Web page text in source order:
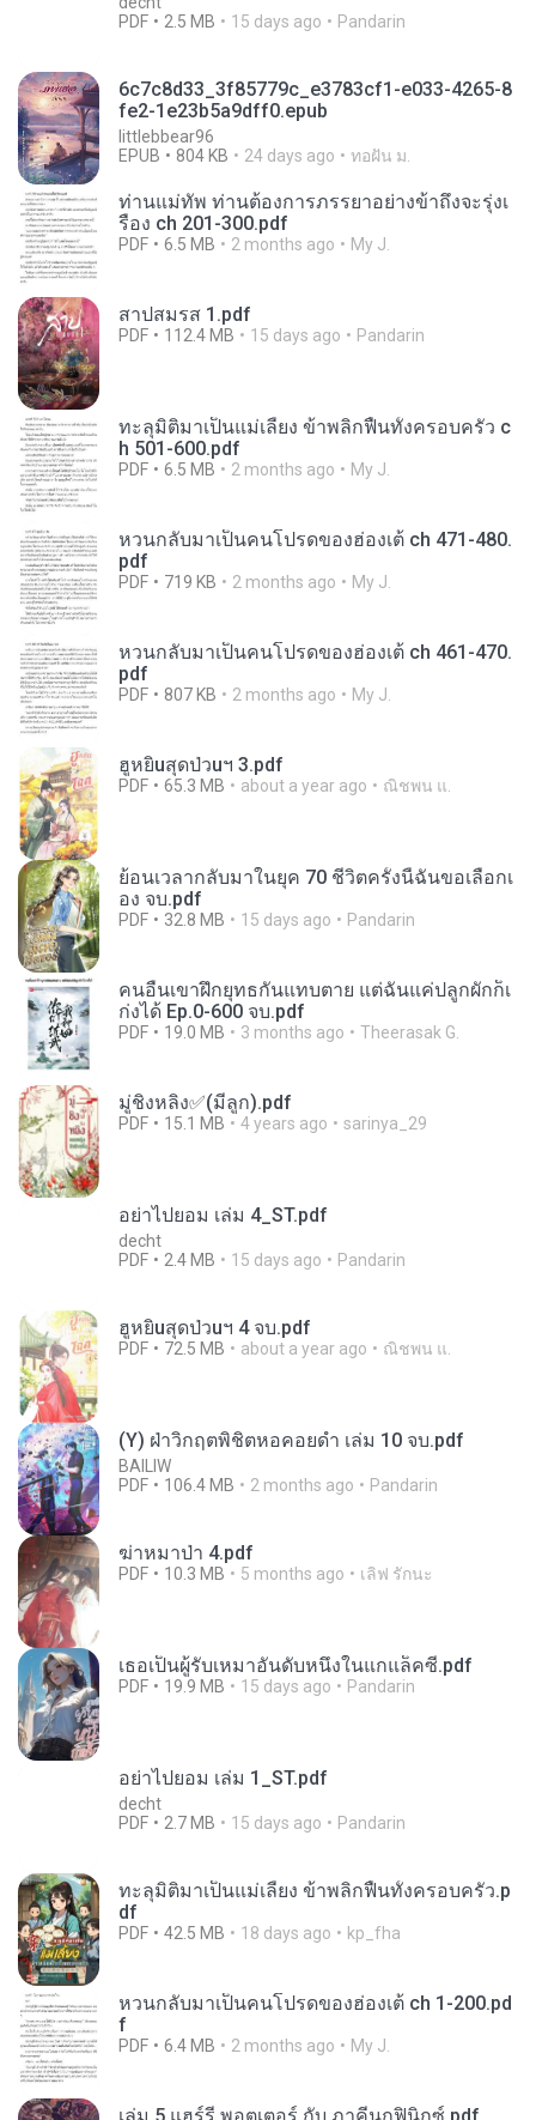
PDF
2.5 MB 15 days ago Pandarin
6c7c8d33_3f85779c_e3783cf1-e033-4265-8
fe2-1e23b5a9dff0.epub
littlebbear96
EPUB
804 KB 24 days ago ทอฝัน ม.
ท่านแม่ทัพ ท่านต้องการภรรยาอย่างข้าถึงจะรุ่งเ
รือง ch 201-300.pdf
PDF 6.5 MB 2 months ago My J.
สาปสมรส 1.pdf
PDF 112.4 MB 15 days ago Pandarin
ทะลุมิติมาเป็นแม่เลี้ยง ข้าพลิกฟื้นทั้งครอบครัว c
h 501-600.pdf
PDF 6.5 MB 2 months ago My J.
หวนกลับมาเป็นคนโปรดของฮ่องเต้ ch 471-480.
pdf
PDF 719 KB 2 months ago My J.
หวนกลับมาเป็นคนโปรดของฮ่องเต้ ch 461-470.
pdf
PDF 807 KB 2 months ago My J.
ฮูหยิuสุดป่วuฯ 3.pdf
PDF 65.3 MB about a year ago ณิชพน แ.
ย้อนเวลากลับมาในยุค 70 ชีวิตครั้งนี้ฉันขอเลือกเ
อง จบ.pdf
PDF 32.8 MB 15 days ago Pandarin
คนอื่นเขาฝึกยุทธกันแทบตาย แต่ฉันแค่ปลูกผักก็เ
ก่งได้ Ep.0-600 จบ.pdf
PDF 19.0 MB 3 months ago Theerasak G.
มู่ชิงหลิง✅(มีลูก).pdf
PDF 15.1 MB 4 years ago sarinya_29
อย่าไปยอม เล่ม 4_ST.pdf
decht
PDF
2.4 MB 15 days ago Pandarin
ฮูหยิuสุดป่วuฯ 4 จบ.pdf
PDF 72.5 MB about a year ago ณิชพน แ.
(Y) ฝ่าวิกฤตพิชิตหอคอยดำ เล่ม 10 จบ.pdf
BAILIW
PDF
106.4 MB 2 months ago Pandarin
ฆ่าหมาป่า 4.pdf
PDF 10.3 MB 5 months ago เลิฟ รักนะ
เธอเป็นผู้รับเหมาอันดับหนึ่งในแกแล็คซี่.pdf
PDF 19.9 MB 15 days ago Pandarin
อย่าไปยอม เล่ม 1_ST.pdf
decht
PDF
2.7 MB 15 days ago Pandarin
ทะลุมิติมาเป็นแม่เลี้ยง ข้าพลิกฟื้นทั้งครอบครัว.p
df
PDF 42.5 MB 18 days ago kp_fha
หวนกลับมาเป็นคนโปรดของฮ่องเต้ ch 1-200.pd
f
PDF 6.4 MB 2 months ago My J.